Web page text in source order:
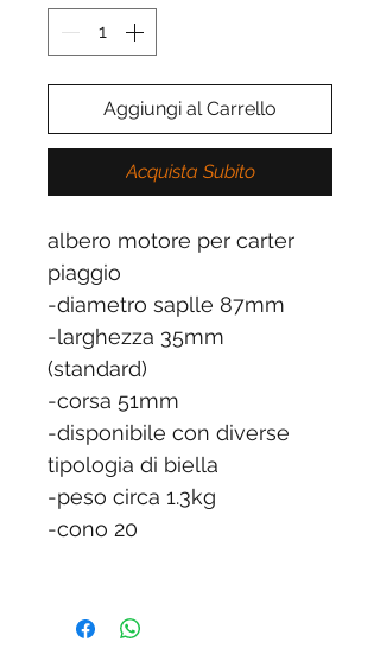
Aggiungi al Carrello
Acquista Subito
albero motore per carter
piaggio
-diametro saplle 87mm
-larghezza 35mm
(standard)
-corsa 51mm
-disponibile con diverse
tipologia di biella
-peso circa 1.3kg
-cono 20